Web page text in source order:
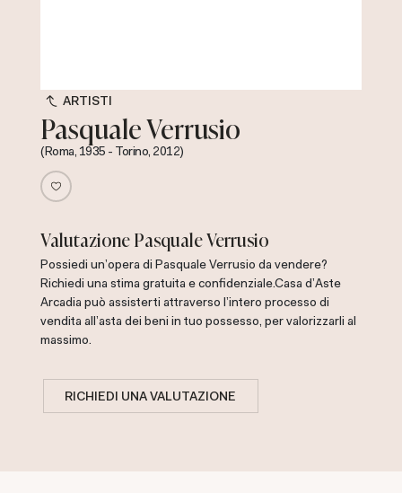
ARTISTI
Pasquale Verrusio
(Roma, 1935 - Torino, 2012)
Valutazione Pasquale Verrusio
Possiedi un'opera di Pasquale Verrusio da vendere?
Richiedi una stima gratuita e confidenziale.Casa d'Aste
Arcadia può assisterti attraverso l'intero processo di
vendita all'asta dei beni in tuo possesso, per valorizzarli al
massimo.
RICHIEDI UNA VALUTAZIONE